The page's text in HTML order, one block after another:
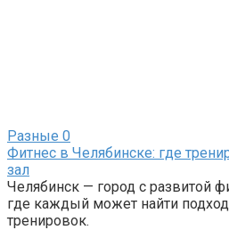
Разные 0
Фитнес в Челябинске: где
зал
Челябинск — город с развитой
где каждый может найти
тренировок.